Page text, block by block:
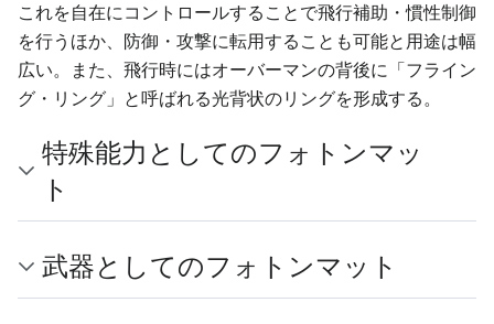
これを自在にコントロールすることで飛行補助・慣性制御
を行うほか、防御・攻撃に転用することも可能と用途は幅
広い。また、飛行時にはオーバーマンの背後に「フライン
グ・リング」と呼ばれる光背状のリングを形成する。
特殊能力としてのフォトンマッ
ト
武器としてのフォトンマット